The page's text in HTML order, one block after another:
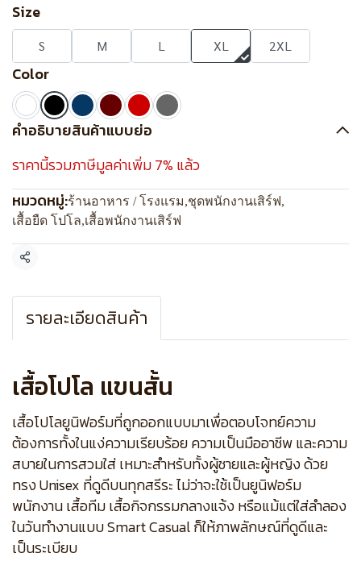
Size
S M L XL 2XL
Color
คำอธิบายสินค้าแบบย่อ
ราคานี้รวมภาษีมูลค่าเพิ่ม 7% แล้ว
หมวดหมู่:ร้านอาหาร / โรงแรม,ชุดพนักงานเสิร์ฟ,
เสื้อยืด โปโล,เสื้อพนักงานเสิร์ฟ
แชร์
รายละเอียดสินค้า
เสื้อโปโล แขนสั้น
เสื้อโปโลยูนิฟอร์มที่ถูกออกแบบมาเพื่อตอบโจทย์ความ
ต้องการทั้งในแง่ความเรียบร้อย ความเป็นมืออาชีพ และความ
สบายในการสวมใส่ เหมาะสำหรับทั้งผู้ชายและผู้หญิง ด้วย
ทรง Unisex ที่ดูดีบนทุกสรีระ ไม่ว่าจะใช้เป็นยูนิฟอร์ม
พนักงาน เสื้อทีม เสื้อกิจกรรมกลางแจ้ง หรือแม้แต่ใส่ลำลอง
ในวันทำงานแบบ Smart Casual ก็ให้ภาพลักษณ์ที่ดูดีและ
เป็นระเบียบ